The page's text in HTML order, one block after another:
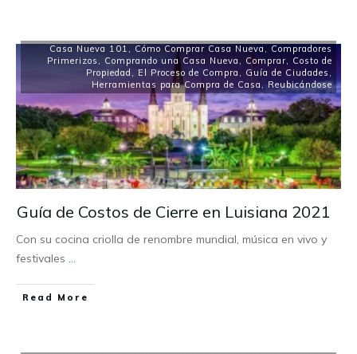
Casa Nueva 101 , Cómo Comprar Casa Nueva , Compradores
Primerizos , Comprando una Casa Nueva , Comprar, Costo de
Propiedad , El Proceso de Compra , Guía de Ciudades ,
Herramientas para Compra de Casa ,Reubicándose
Guía de Costos de Cierre en Luisiana 2021
Con su cocina criolla de renombre mundial, música en vivo y
festivales ...
Read More